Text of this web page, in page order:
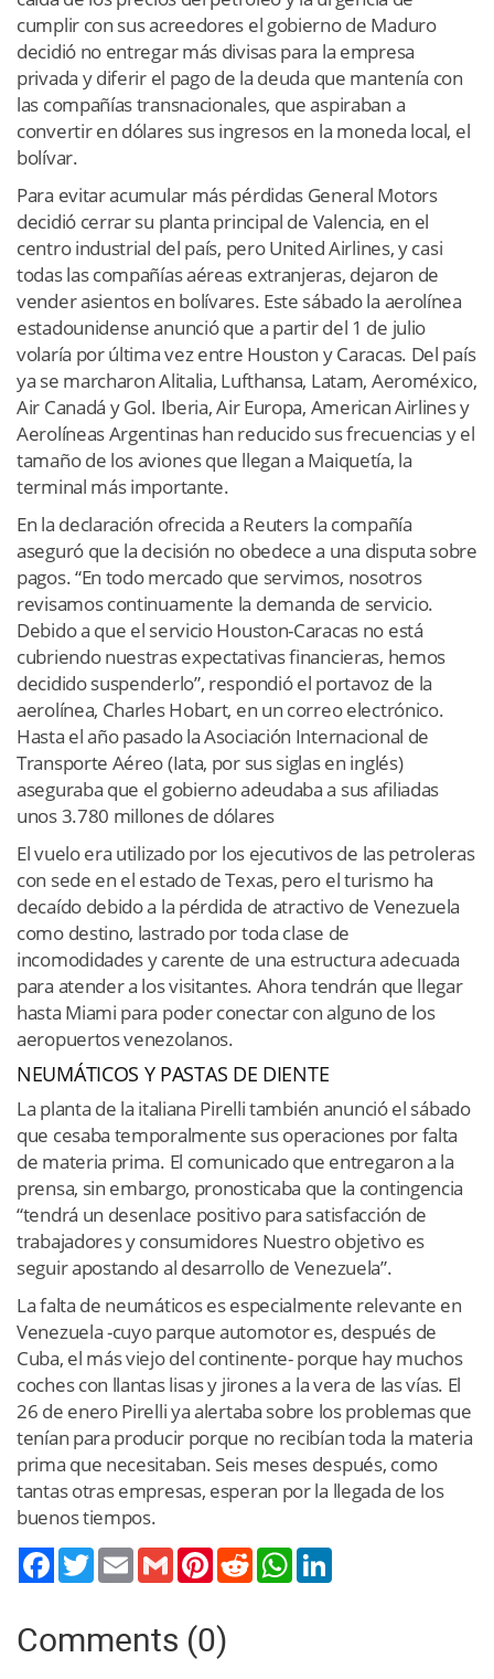
cumplir con sus acreedores el gobierno de Maduro
decidió no entregar más divisas para la empresa
privada y diferir el pago de la deuda que mantenía con
las compañías transnacionales, que aspiraban a
convertir en dólares sus ingresos en la moneda local, el
bolívar.
Para evitar acumular más pérdidas General Motors
decidió cerrar su planta principal de Valencia, en el
centro industrial del país, pero United Airlines, y casi
todas las compañías aéreas extranjeras, dejaron de
vender asientos en bolívares. Este sábado la aerolínea
estadounidense anunció que a partir del 1 de julio
volaría por última vez entre Houston y Caracas. Del país
ya se marcharon Alitalia, Lufthansa, Latam, Aeroméxico,
Air Canadá y Gol. Iberia, Air Europa, American Airlines y
Aerolíneas Argentinas han reducido sus frecuencias y el
tamaño de los aviones que llegan a Maiquetía, la
terminal más importante.
En la declaración ofrecida a Reuters la compañía
aseguró que la decisión no obedece a una disputa sobre
pagos. “En todo mercado que servimos, nosotros
revisamos continuamente la demanda de servicio.
Debido a que el servicio Houston-Caracas no está
cubriendo nuestras expectativas financieras, hemos
decidido suspenderlo”, respondió el portavoz de la
aerolínea, Charles Hobart, en un correo electrónico.
Hasta el año pasado la Asociación Internacional de
Transporte Aéreo (Iata, por sus siglas en inglés)
aseguraba que el gobierno adeudaba a sus afiliadas
unos 3.780 millones de dólares
El vuelo era utilizado por los ejecutivos de las petroleras
con sede en el estado de Texas, pero el turismo ha
decaído debido a la pérdida de atractivo de Venezuela
como destino, lastrado por toda clase de
incomodidades y carente de una estructura adecuada
para atender a los visitantes. Ahora tendrán que llegar
hasta Miami para poder conectar con alguno de los
aeropuertos venezolanos.
NEUMÁTICOS Y PASTAS DE DIENTE
La planta de la italiana Pirelli también anunció el sábado
que cesaba temporalmente sus operaciones por falta
de materia prima. El comunicado que entregaron a la
prensa, sin embargo, pronosticaba que la contingencia
“tendrá un desenlace positivo para satisfacción de
trabajadores y consumidores Nuestro objetivo es
seguir apostando al desarrollo de Venezuela”.
La falta de neumáticos es especialmente relevante en
Venezuela -cuyo parque automotor es, después de
Cuba, el más viejo del continente- porque hay muchos
coches con llantas lisas y jirones a la vera de las vías. El
26 de enero Pirelli ya alertaba sobre los problemas que
tenían para producir porque no recibían toda la materia
prima que necesitaban. Seis meses después, como
tantas otras empresas, esperan por la llegada de los
buenos tiempos.
TwitterEmail Gmail PinterestReddit WhatsApp
Comments (0)